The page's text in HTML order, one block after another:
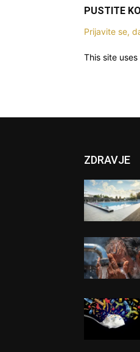
PUSTITE
Prijavite se,
This site
ZDRAVJE